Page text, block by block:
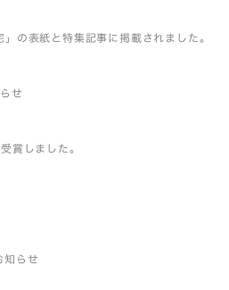
の表紙と特集記事に掲載されました。
せ
賞しました。
知らせ